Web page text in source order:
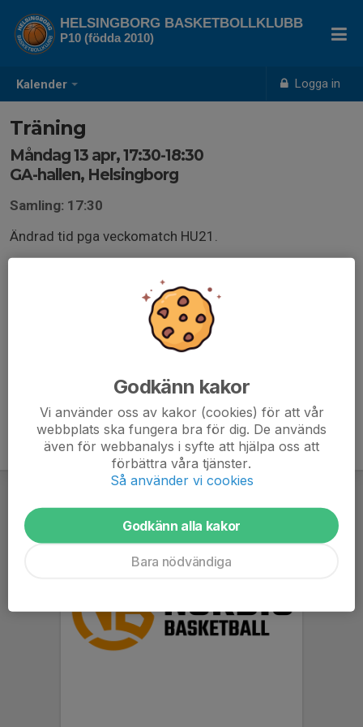
Kalender Logga in
HELSINGBORG BASKETBOLLKLUBB
P10 (födda 2010)
Träning
Måndag 13 apr, 17:30-18:30
GA-hallen, Helsingborg
Samling: 17:30
Ändrad tid pga veckomatch HU21.
Godkänn kakor
Vi använder oss av kakor (cookies) för att vår
webbplats ska fungera bra för dig. De används
även för webbanalys i syfte att hjälpa oss att
förbättra våra tjänster.
Så använder vi cookies
Godkänn alla kakor
Bara nödvändiga